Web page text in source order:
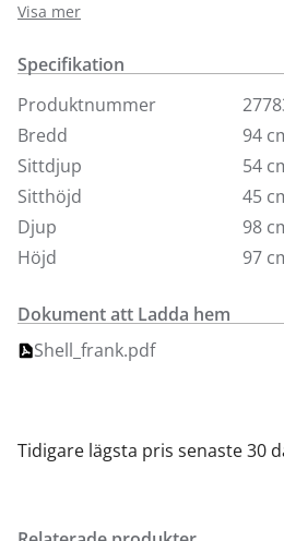
titta på i våra butiker. Fotpall
köpa till.
Var noga med att mäta ditt
fåtölj.
Visa mer
Specifikation
Produktnummer
Bredd
94
Sittdjup
54
Sitthöjd
45
Djup
98
Höjd
97
Dokument att Ladda hem
Shell_frank.pdf
Tidigare lägsta pris senaste 30